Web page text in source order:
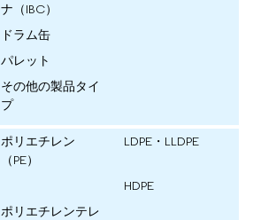
ナ（IBC）
ドラム缶
パレット
その他の製品タイ
プ
ポリエチレン
（PE）
LDPE・LLDPE
HDPE
ポリエチレンテレ